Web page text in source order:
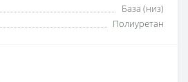
База (низ)
Полиуретан